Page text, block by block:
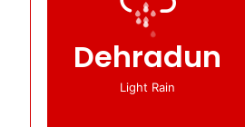
Dehradun
Light Rain